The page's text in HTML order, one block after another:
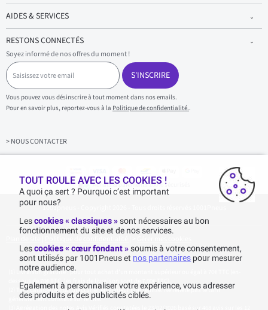
AIDES & SERVICES
RESTONS CONNECTÉS
Soyez informé de nos offres du moment !
S
a
i
s
i
s
z
v
S'INSCRIRE
Vous pouvez vous désinscrire à tout moment dans nos emails.
Pour en savoir plus, reportez-vous à la Politique de confidentialité..
> NOUS CONTACTER
Achats & paiements 100% sécurisés
1001pneus - Copyright 2026 - Tous droits réservés 1001Pneus
Livraison gratuite : pour tout achat d'un montant supérieur ou égal à 70€ TTC (en-
dessous de 70€ TTC, les frais de livraison sont de 7,90€ TTC).
Tarif catalogue manufacturier en vigueur non remisé. Ne reflète pas le tarif
généralement constaté sur le site.
Agrégation des notes Avis Vérifiés constatées le 23/02/2026 basé sur 468 avis sur les 12
TOUT ROULE AVEC LES COOKIES !
A quoi ça sert ? Pourquoi c’est important
pour nous?
Lescookies « classiques »sont nécessaires au bon
fonctionnement du site et de nos services.
Lescookies « cœur fondant » soumis à votre consentement,
sont utilisés par 1001Pneus et nos partenaires pour mesurer
notre audience.
Egalement à personnaliser votre expérience, vous adresser
des produits et des publicités ciblés.